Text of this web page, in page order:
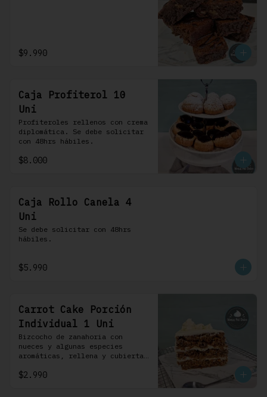
$9.990
Caja Profiterol 10
Uni
Profiteroles rellenos con crema
diplomática. Se debe solicitar
con 48hrs hábiles.
$8.000
Caja Rollo Canela 4
Uni
Se debe solicitar con 48hrs
hábiles.
$5.990
Carrot Cake Porción
Individual 1 Uni
Bizcocho de zanahoria con
nueces y algunas especies
aromáticas, rellena y cubierta
crema.
$2.990